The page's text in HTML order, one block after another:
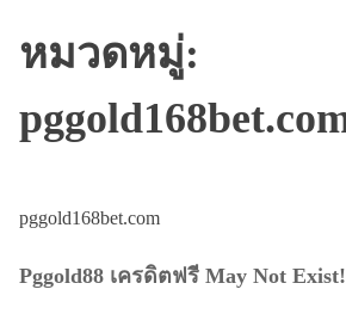
หมวดหมู่:
pggold168bet.com
Pggold88 เครดิตฟรี May Not Exist!